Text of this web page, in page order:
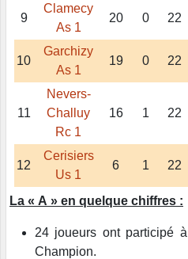
9
Clamecy
As 1
20 0 22
10
Garchizy
As 1
19 0 22
11
Nevers-
Challuy
Rc 1
16 1 22
12
Cerisiers
Us 1
6 1 22
La « A » en quelque chiffres :
24 joueurs ont participé
Champion.